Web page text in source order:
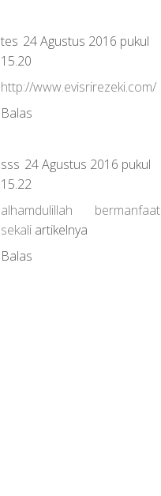
tes 24 Agustus 2016 pukul
15.20
http://www.evisrirezeki.com/
Balas
sss 24 Agustus 2016 pukul
15.22
alhamdulillah bermanfaat
sekali artikelnya
Balas